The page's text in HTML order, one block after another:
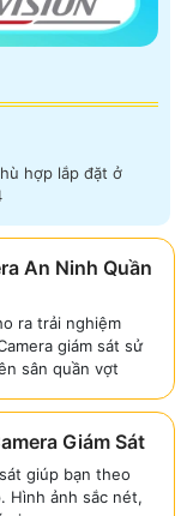
hợp lắp đặt ở
An Ninh Quần
ra trải nghiệm
giám sát sử
sân quần vợt
Giám Sát
giúp bạn theo
Hình ảnh sắc nét,